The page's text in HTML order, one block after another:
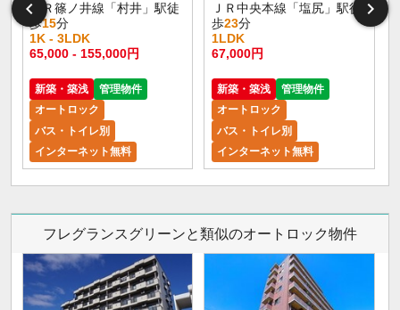
ＪＲ篠ノ井線「村井」駅徒
歩15分
1K - 3LDK
65,000 - 155,000円
新築・築浅
管理物件
オートロック
バス・トイレ別
インターネット無料
ＪＲ中央本線「塩尻」駅徒
歩23分
1LDK
67,000円
新築・築浅
管理物件
オートロック
バス・トイレ別
インターネット無料
フレグランスグリーンと類似のオートロック物件